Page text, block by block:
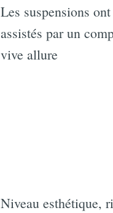
Les suspensions
assistés par un
vive allure
Niveau esthétique,